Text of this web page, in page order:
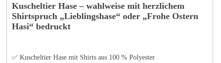
Kuscheltier Hase – wahlweise mit herzlichem
Shirtspruch „Lieblingshase“ oder „Frohe Ostern
Hasi“ bedruckt
✅ Kuscheltier Hase mit Shirts aus 100 % Polyester